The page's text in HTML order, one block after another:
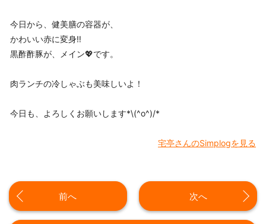
今日から、健美膳の容器が、
かわいい赤に変身‼
黒酢酢豚が、メイン💖です。
肉ランチの冷しゃぶも美味しいよ！
今日も、よろしくお願いします*\(^o^)/*
宅亭さんのSimplogを見る
前へ 次へ